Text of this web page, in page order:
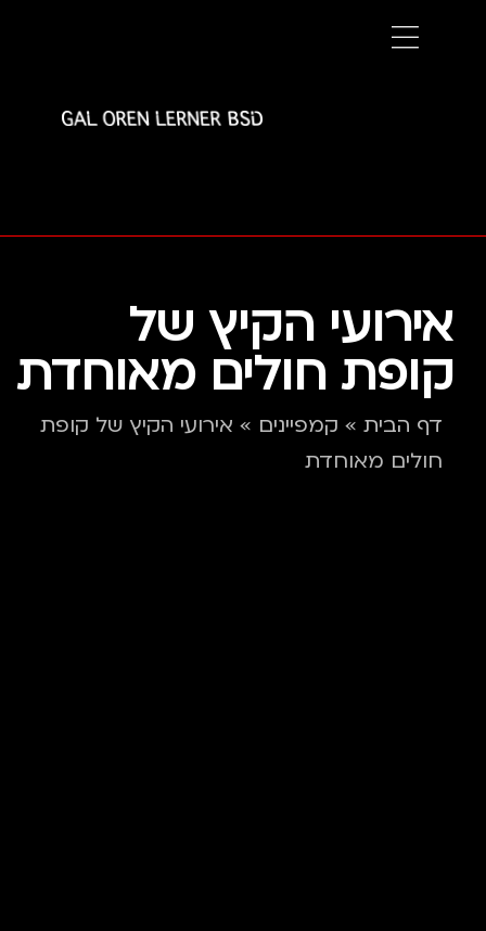
אירועי הקיץ של
קופת חולים מאוחדת
דף הבית » קמפיינים » אירועי הקיץ של קופת
חולים מאוחדת